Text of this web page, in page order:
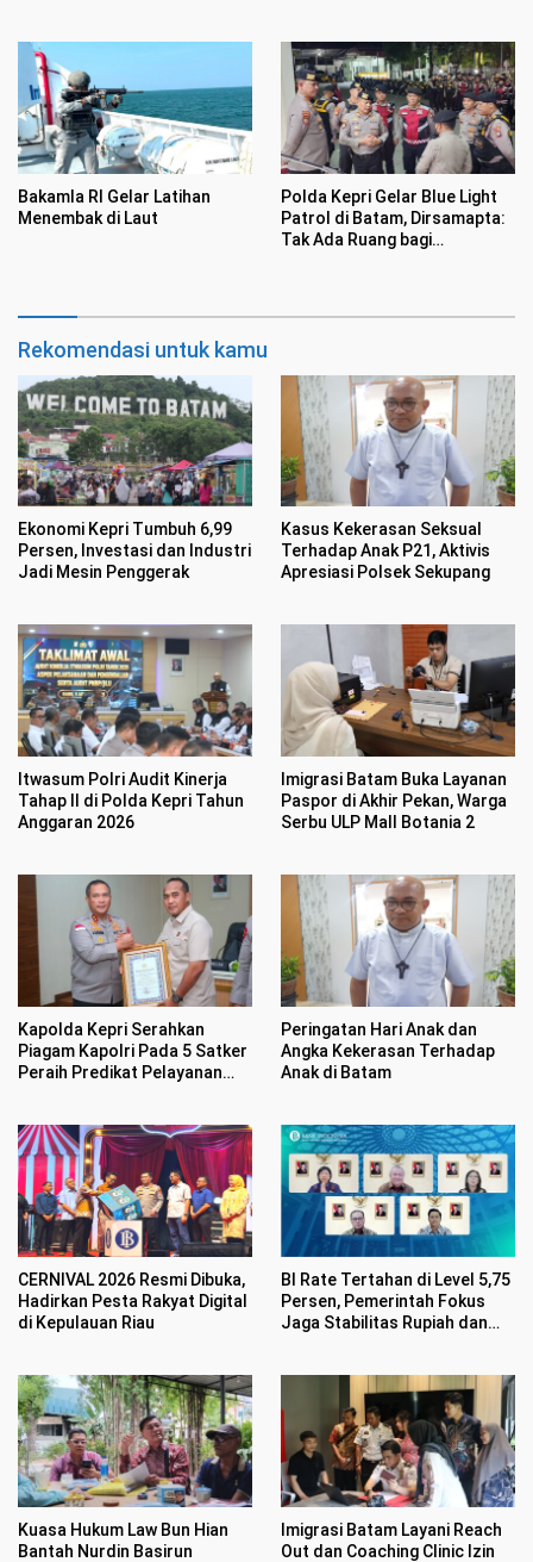
Bakamla RI Gelar Latihan
Menembak di Laut
Polda Kepri Gelar Blue Light
Patrol di Batam, Dirsamapta:
Tak Ada Ruang bagi
Rekomendasi untuk kamu
Ekonomi Kepri Tumbuh 6,99
Persen, Investasi dan Industri
Jadi Mesin Penggerak
Kasus Kekerasan Seksual
Terhadap Anak P21, Aktivis
Apresiasi Polsek Sekupang
Itwasum Polri Audit Kinerja
Tahap II di Polda Kepri Tahun
Anggaran 2026
Imigrasi Batam Buka Layanan
Paspor di Akhir Pekan, Warga
Serbu ULP Mall Botania 2
Kapolda Kepri Serahkan
Piagam Kapolri Pada 5 Satker
Peraih Predikat Pelayanan
Peringatan Hari Anak dan
Angka Kekerasan Terhadap
Anak di Batam
CERNIVAL 2026 Resmi Dibuka,
Hadirkan Pesta Rakyat Digital
di Kepulauan Riau
BI Rate Tertahan di Level 5,75
Persen, Pemerintah Fokus
Jaga Stabilitas Rupiah dan
Kuasa Hukum Law Bun Hian
Bantah Nurdin Basirun
Imigrasi Batam Layani Reach
Out dan Coaching Clinic Izin